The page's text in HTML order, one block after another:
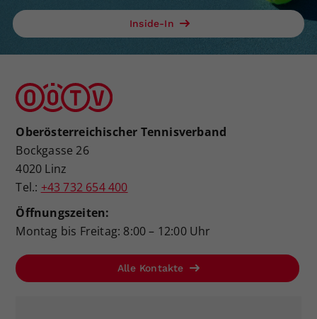
Inside-In
Oberösterreichischer Tennisverband
Bockgasse 26
4020 Linz
Tel.: +43 732 654 400
Öffnungszeiten:
Montag bis Freitag: 8:00 – 12:00 Uhr
Alle Kontakte